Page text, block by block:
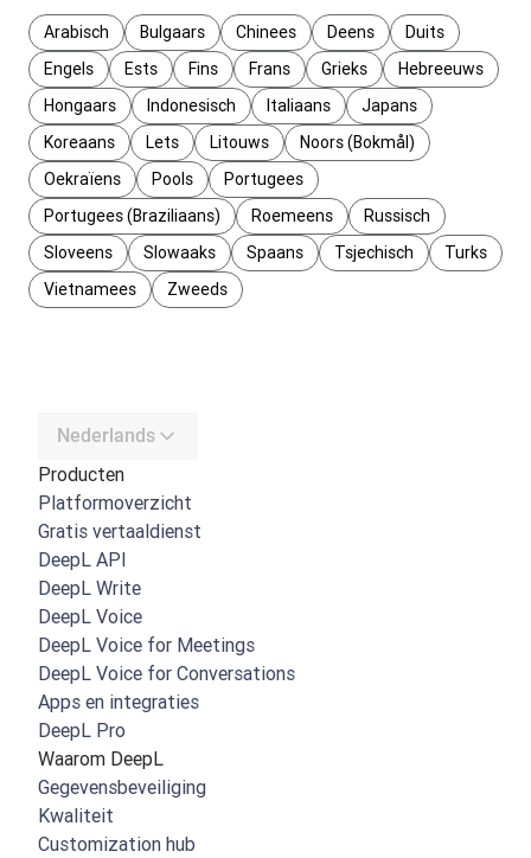
Arabisch Bulgaars Chinees Deens
Duits
Engels
Ests Fins Frans Grieks
Hebreeuws
Hongaars
Indonesisch Italiaans
Japans
Koreaans
Lets Litouws
Noors (Bokmål)
Oekraïens
Pools
Portugees
Portugees (Braziliaans)
Roemeens
Russisch
Sloveens
Slowaaks Spaans Tsjechisch
Turks
Vietnamees
Zweeds
Nederlands
Producten
Platformoverzicht
Gratis vertaaldienst
DeepL API
DeepL Write
DeepL Voice
DeepL Voice for Meetings
DeepL Voice for Conversations
Apps en integraties
DeepL Pro
Waarom DeepL
Gegevensbeveiliging
Kwaliteit
Customization hub